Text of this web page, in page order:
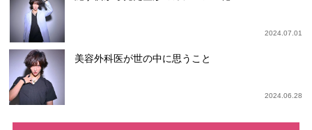
2024.07.01
美容外科医が世の中に思うこと
2024.06.28